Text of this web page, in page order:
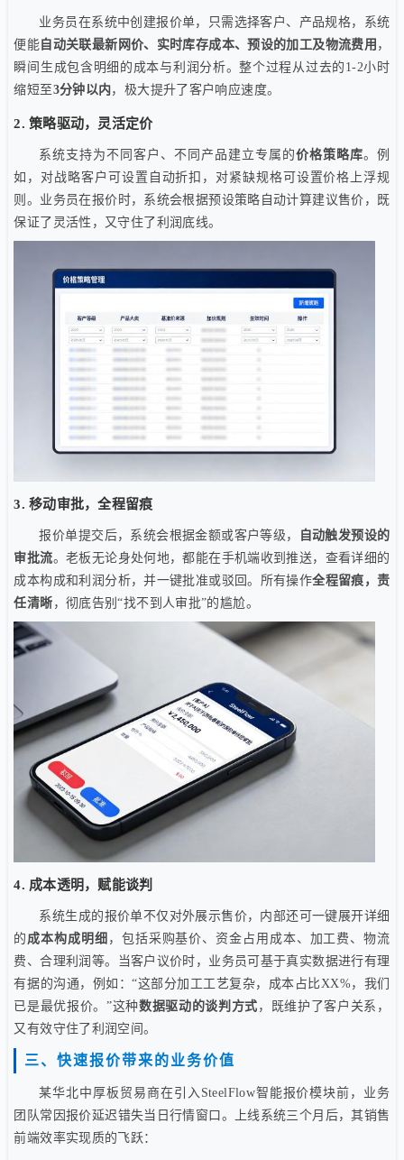
业务员在系统中创建报价单，只需选择客户、产品规格，系统
便能 自动关联最新网价、实时库存成本、预设的加工及物流费用 ，
瞬间生成包含明细的成本与利润分析。整个过程从过去的1-2小时
缩短至3分钟以内 ，极大提升了客户响应速度。
2. 策略驱动，灵活定价
系统支持为不同客户、不同产品建立专属的价格策略库。例
如，对战略客户可设置自动折扣，对紧缺规格可设置价格上浮规
则。业务员在报价时，系统会根据预设策略自动计算建议售价，既
保证了灵活性，又守住了利润底线。
3. 移动审批，全程留痕
报价单提交后，系统会根据金额或客户等级，
自动触发预设的
审批流。老板无论身处何地，都能在手机端收到推送，查看详细的
成本构成和利润分析，并一键批准或驳回。所有操作全程留痕，责
任清晰 ，彻底告别“找不到人审批”的尴尬。
4. 成本透明，赋能谈判
系统生成的报价单不仅对外展示售价，内部还可一键展开详细
的 成本构成明细 ，包括采购基价、资金占用成本、加工费、物流
费、合理利润等。当客户议价时，业务员可基于真实数据进行有理
有据的沟通，例如：“这部分加工工艺复杂，成本占比XX%，我们
已是最优报价。”这种数据驱动的谈判方式 ，既维护了客户关系，
又有效守住了利润空间。
三、快速报价带来的业务价值
某华北中厚板贸易商在引入SteelFlow智能报价模块前，业务
团队常因报价延迟错失当日行情窗口。上线系统三个月后，其销售
前端效率实现质的飞跃：